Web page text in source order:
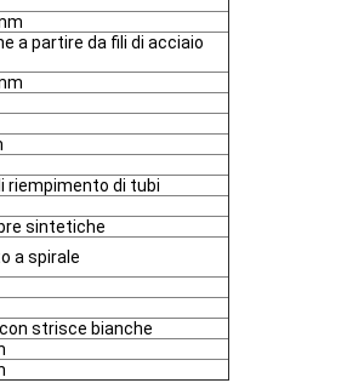
a partire da fili di acciaio
riempimento di tubi
sintetiche
a spirale
con strisce bianche